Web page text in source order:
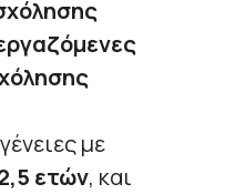
με
ετών, και